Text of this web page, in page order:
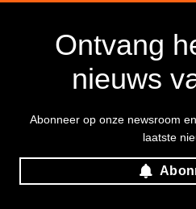
Ontvang
nieuws
Abonneer op onze newsroom
laatste